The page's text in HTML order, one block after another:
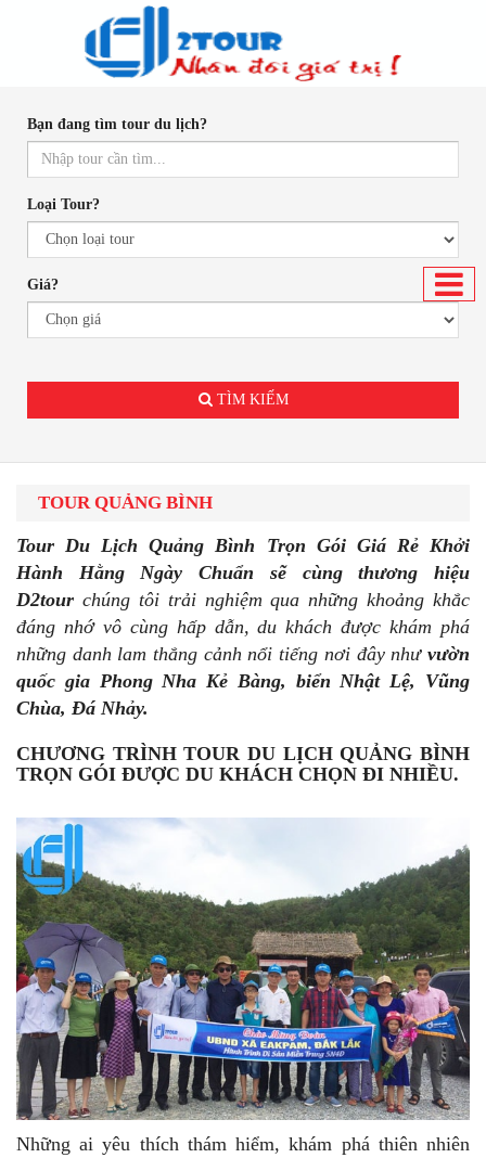
Bạn đang tìm tour du lịch?
Loại Tour?
Giá?
TÌM KIẾM
TOUR QUẢNG BÌNH
Tour Du Lịch Quảng Bình Trọn Gói Giá Rẻ Khởi
Hành Hằng Ngày Chuẩn sẽ cùng thương hiệu
D2tour chúng tôi trải nghiệm qua những khoảng khắc
đáng nhớ vô cùng hấp dẫn, du khách được khám phá
những danh lam thắng cảnh nổi tiếng nơi đây như vườn
quốc gia Phong Nha Kẻ Bàng, biển Nhật Lệ, Vũng
Chùa, Đá Nhảy.
CHƯƠNG TRÌNH TOUR DU LỊCH QUẢNG BÌNH
TRỌN GÓI ĐƯỢC DU KHÁCH CHỌN ĐI NHIỀU.
Những ai yêu thích thám hiểm, khám phá thiên nhiên